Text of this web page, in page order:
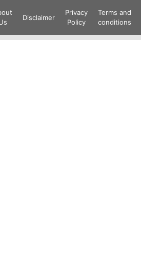
to
Disclaimer
Privacy
Policy
Terms and
conditions